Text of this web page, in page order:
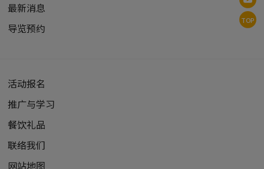
最新消息
导览预约
活动报名
推广与学习
餐饮礼品
联络我们
网站地图
TOP